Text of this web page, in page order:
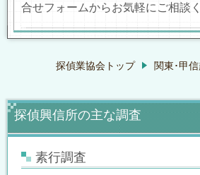
合せフォームからお気軽にご相談
探偵業協会トップ 関東･甲
探偵興信所の主な調査
素行調査